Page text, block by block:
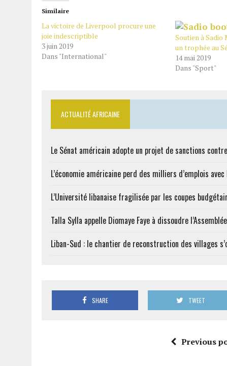
Similaire
La victoire de Liverpool procure une
joie indescriptible
3 juin 2019
Dans "International"
Soutien à
un trophée au
14 mai 2019
Dans "Sport"
ACTUALITÉ AFRICAINE
Le Sénat américain adopte un projet de sanctions
L’économie américaine perd des milliers d’emplois
L’Université libanaise fragilisée par les coupes
Talla Sylla appelle Diomaye Faye à dissoudre
Liban-Sud : le chantier de reconstruction des villages
SHARE TWEET
Previous